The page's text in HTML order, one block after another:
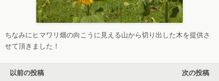
ちなみにヒマワリ畑の向こうに見える山から切り出した木を提供さ
せて頂きました！
以前の投稿 次の投稿